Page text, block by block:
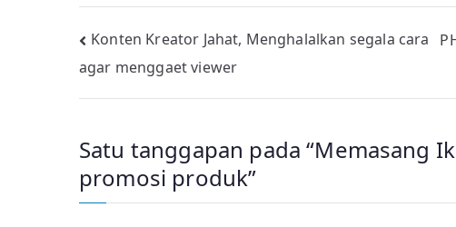
Navigasi
pos
Konten Kreator Jahat, Menghalalkan segala cara
agar menggaet viewer
Satu tanggapan pada “Memasang
promosi produk”